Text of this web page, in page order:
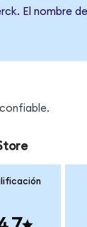
El nombre